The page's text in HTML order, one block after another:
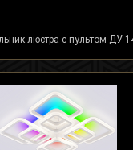
люстра с пультом ДУ